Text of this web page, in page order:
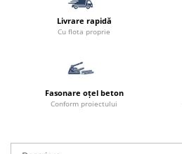
Livrare rapidă
Cu flota proprie
Fasonare oțel beton
Conform proiectului